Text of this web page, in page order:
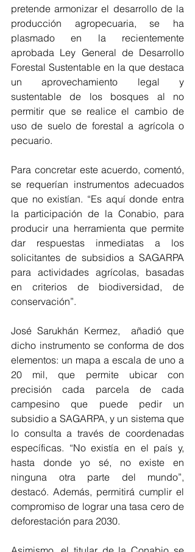
pretende armonizar el desarrollo de la
producción agropecuaria, se ha
plasmado en la recientemente
aprobada Ley General de Desarrollo
Forestal Sustentable en la que destaca
un aprovechamiento legal y
sustentable de los bosques al no
permitir que se realice el cambio de
uso de suelo de forestal a agrícola o
pecuario.
Para concretar este acuerdo, comentó,
se requerían instrumentos adecuados
que no existían. “Es aquí donde entra
la participación de la Conabio, para
producir una herramienta que permite
dar respuestas inmediatas a los
solicitantes de subsidios a SAGARPA
para actividades agrícolas, basadas
en criterios de biodiversidad, de
conservación”.
José Sarukhán Kermez,  añadió que
dicho instrumento se conforma de dos
elementos: un mapa a escala de uno a
20 mil, que permite ubicar con
precisión cada parcela de cada
campesino que puede pedir un
subsidio a SAGARPA, y un sistema que
lo consulta a través de coordenadas
específicas. “No existía en el país y,
hasta donde yo sé, no existe en
ninguna otra parte del mundo”,
destacó. Además, permitirá cumplir el
compromiso de lograr una tasa cero de
deforestación para 2030.